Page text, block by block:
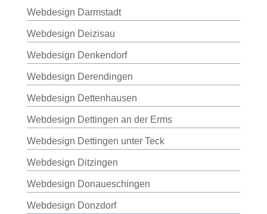
Webdesign Darmstadt
Webdesign Deizisau
Webdesign Denkendorf
Webdesign Derendingen
Webdesign Dettenhausen
Webdesign Dettingen an der Erms
Webdesign Dettingen unter Teck
Webdesign Ditzingen
Webdesign Donaueschingen
Webdesign Donzdorf